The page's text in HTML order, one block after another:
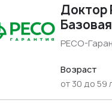
Базовая
РЕСО-
Возраст
от 30 до 59